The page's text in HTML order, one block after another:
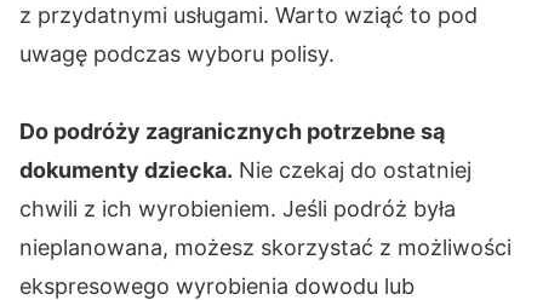
z przydatnymi usługami. Warto wziąć to pod
uwagę podczas wyboru polisy.
Do podróży zagranicznych potrzebne są
dokumenty dziecka. Nie czekaj do ostatniej
chwili z ich wyrobieniem. Jeśli podróż była
nieplanowana, możesz skorzystać z możliwości
ekspresowego wyrobienia dowodu lub